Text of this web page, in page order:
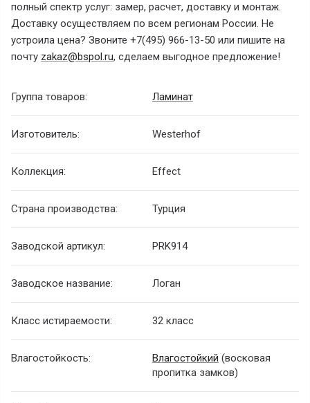
полный спектр услуг: замер, расчет, доставку и монтаж.
Доставку осуществляем по всем регионам России. Не
устроила цена? Звоните +7(495) 966-13-50 или пишите на
почту zakaz@bspol.ru, сделаем выгодное предложение!
Группа товаров: Ламинат
Изготовитель: Westerhof
Коллекция: Effect
Страна производства: Турция
Заводской артикул: PRK914
Заводское название: Логан
Класс истираемости: 32 класс
Влагостойкость: Влагостойкий (восковая
пропитка замков)